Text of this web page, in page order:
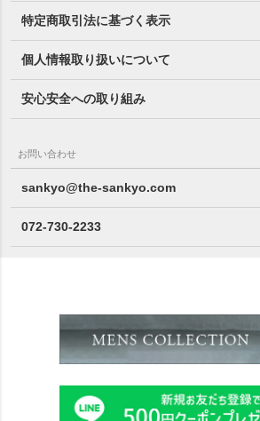
特定商取引法に基づく表示
個人情報取り扱いについて
安心安全への取り組み
お問い合わせ
sankyo@the-sankyo.com
072-730-2233